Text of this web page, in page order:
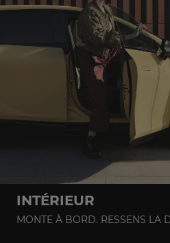
INTÉRIEUR
MONTE À BORD. RESSENS LA